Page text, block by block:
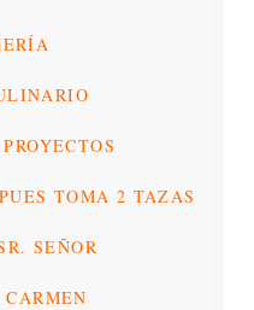
TOMA 2 TAZAS
SEÑOR